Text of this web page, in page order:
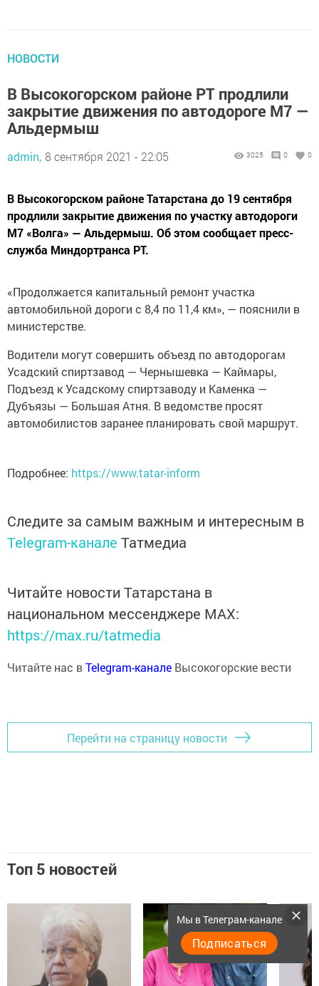
НОВОСТИ
В Высокогорском районе РТ продлили
закрытие движения по автодороге М7 —
Альдермыш
admin, 8 сентября 2021 - 22:05 3025 0 0
В Высокогорском районе Татарстана до 19 сентября
продлили закрытие движения по участку автодороги
М7 «Волга» — Альдермыш. Об этом сообщает пресс-
служба Миндортранса РТ.
«Продолжается капитальный ремонт участка
автомобильной дороги с 8,4 по 11,4 км», — пояснили в
министерстве.
Водители могут совершить объезд по автодорогам
Усадский спиртзавод — Чернышевка — Каймары,
Подъезд к Усадскому спиртзаводу и Каменка —
Дубъязы — Большая Атня. В ведомстве просят
автомобилистов заранее планировать свой маршрут.
Подробнее: https://www.tatar-inform
Следите за самым важным и интересным в
Telegram-канале Татмедиа
Читайте новости Татарстана в
национальном мессенджере MАХ:
https://max.ru/tatmedia
Читайте нас вTelegram-канале Высокогорские вести
Перейти на страницу новости
Топ 5 новостей
Мы в Телеграм-канале
Подписаться